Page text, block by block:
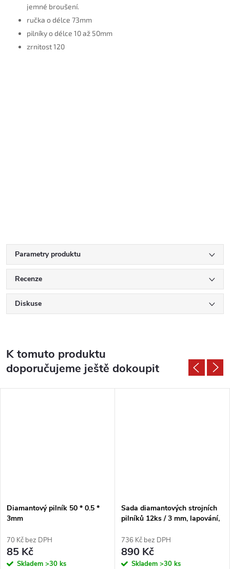
jemné broušení.
ručka o délce 73mm
pilníky o délce 10 až 50mm
zrnitost 120
Parametry produktu
Recenze
Diskuse
K tomuto produktu
doporučujeme ještě dokoupit
Diamantový pilník 50 * 0.5 *
3mm
70 Kč bez DPH
85 Kč
Skladem >30 ks
Sada diamantových strojních
pilníků 12ks / 3 mm, lapování,
736 Kč bez DPH
890 Kč
Skladem >30 ks